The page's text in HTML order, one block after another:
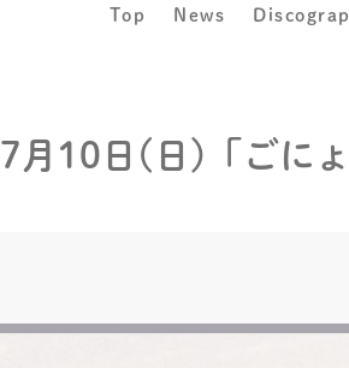
Top News
7月10日(日)「ごに